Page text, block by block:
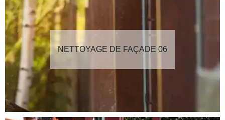
NETTOYAGE DE FAÇADE 06